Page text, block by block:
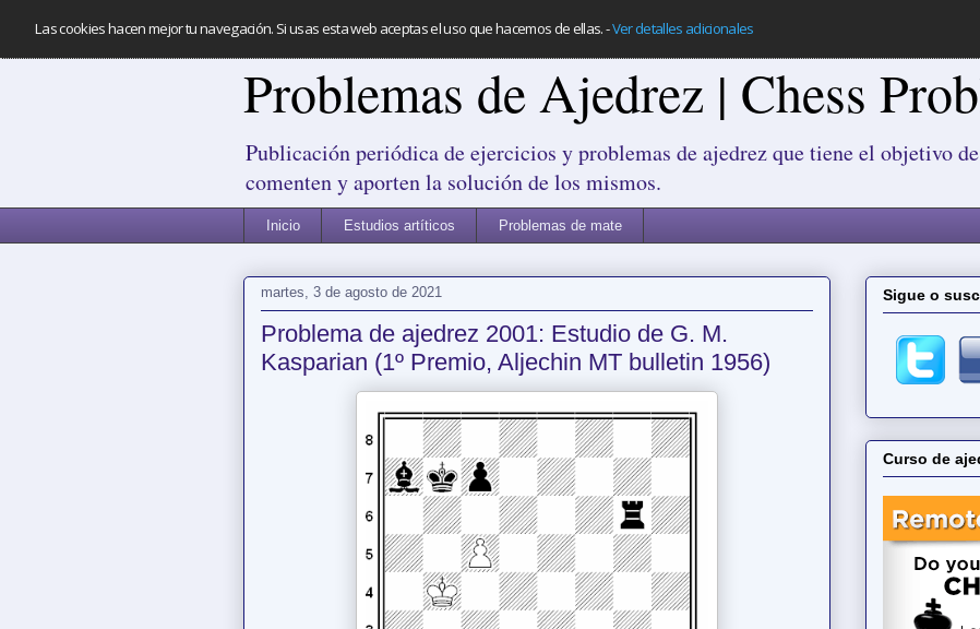
Las cookies hacen mejor tu navegación. Si usas esta web aceptas el uso que hacemos de ellas.-Ver detalles adicionales
Problemas de Ajedrez | Chess
Publicación periódica de ejercicios y problemas de ajedrez que tiene el objetivo
comenten y aporten la solución de los mismos.
Inicio Estudios artíticos Problemas de mate
martes, 3 de agosto de 2021
Problema de ajedrez 2001: Estudio de G. M.
Kasparian (1º Premio, Aljechin MT bulletin 1956)
Sigue o
Curso de